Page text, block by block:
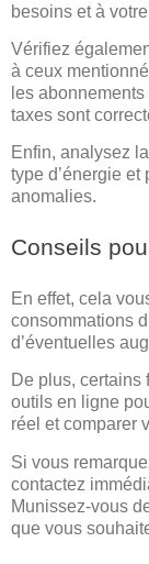
besoins et à
Vérifiez
à ceux
les
taxes sont
Enfin, analysez
type d’énergie et
anomalies.
Conseils
En effet, cela
consommations
d’éventuelles
De plus, certains
outils en ligne
réel et comparer
Si vous
contactez
Munissez-vous
que vous